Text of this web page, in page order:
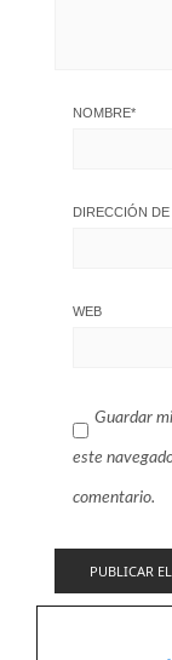
NOMBRE*
DIRECCIÓN
WEB
Guardar
este
comentario.